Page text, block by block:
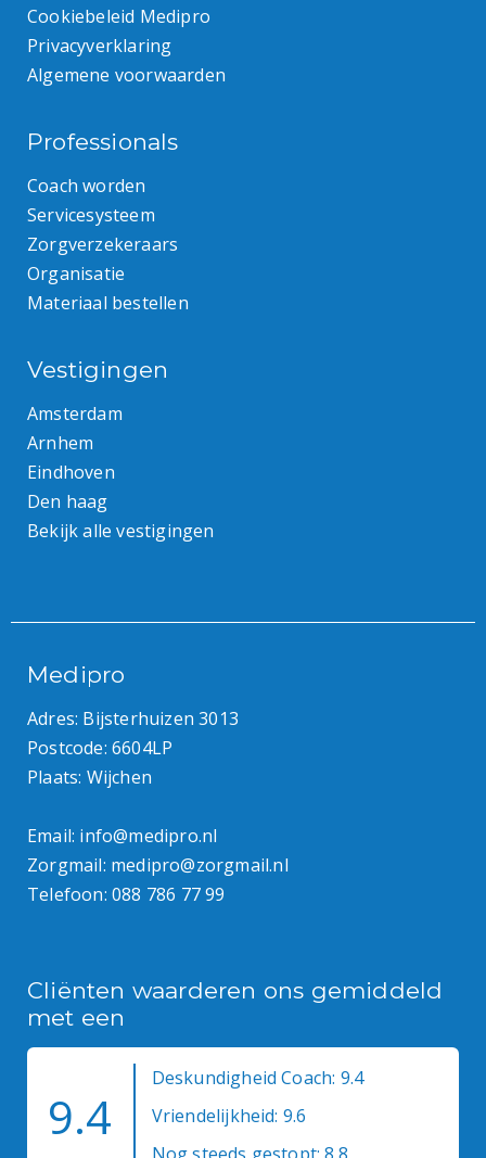
Cookiebeleid Medipro
Privacyverklaring
Algemene voorwaarden
Professionals
Coach worden
Servicesysteem
Zorgverzekeraars
Organisatie
Materiaal bestellen
Vestigingen
Amsterdam
Arnhem
Eindhoven
Den haag
Bekijk alle vestigingen
Medipro
Adres: Bijsterhuizen 3013
Postcode: 6604LP
Plaats: Wijchen
Email: info@medipro.nl
Zorgmail: medipro@zorgmail.nl
Telefoon: 088 786 77 99
Cliënten waarderen ons gemiddeld
met een
9.4
Deskundigheid Coach: 9.4
Vriendelijkheid: 9.6